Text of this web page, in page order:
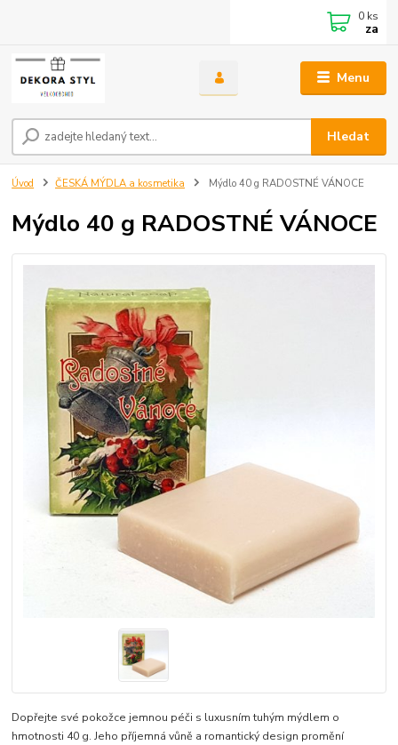
Menu
Hledat
0 ks
za
Úvod ČESKÁ MÝDLA a kosmetika Mýdlo 40 g RADOSTNÉ VÁNOCE
Mýdlo 40 g RADOSTNÉ VÁNOCE
Dopřejte své pokožce jemnou péči s luxusním tuhým mýdlem o
hmotnosti 40 g. Jeho příjemná vůně a romantický design promění